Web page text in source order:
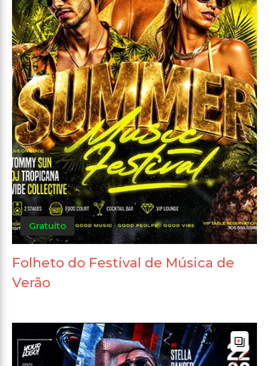
Gratuito
Folheto do Festival de Música de
Verão